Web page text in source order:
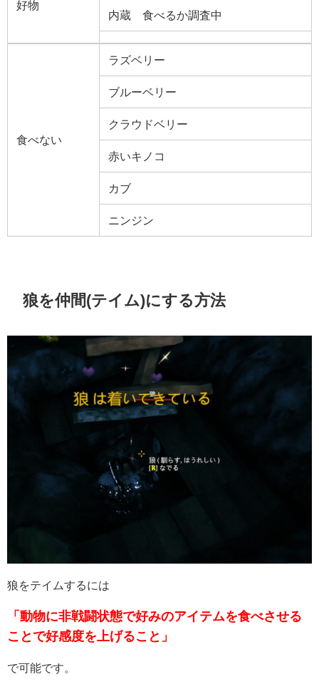
好物
内蔵 食べるか調査中
食べない
ラズベリー
ブルーベリー
クラウドベリー
赤いキノコ
カブ
ニンジン
狼を仲間(テイム)にする方法
狼をテイムするには
「動物に非戦闘状態で好みのアイテムを食べさせる
ことで好感度を上げること」
で可能です。